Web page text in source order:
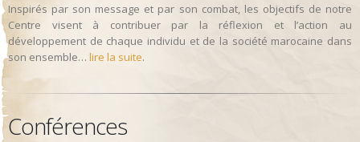
Inspirés par son message et par son combat, les objectifs de notre
Centre visent à contribuer par la réflexion et l’action au
développement de chaque individu et de la société marocaine dans
son ensemble… lire la suite.
Conférences